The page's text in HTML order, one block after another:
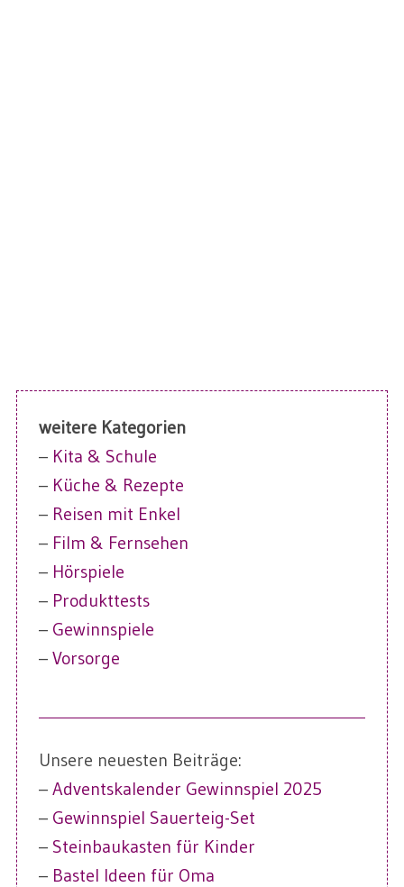
weitere Kategorien
– Kita & Schule
– Küche & Rezepte
– Reisen mit Enkel
– Film & Fernsehen
– Hörspiele
– Produkttests
– Gewinnspiele
– Vorsorge
Unsere neuesten Beiträge:
– Adventskalender Gewinnspiel 2025
– Gewinnspiel Sauerteig-Set
– Steinbaukasten für Kinder
– Bastel Ideen für Oma